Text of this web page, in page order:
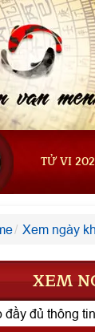
TỬ VI
Xem ngày
XEM
đầy đủ thông